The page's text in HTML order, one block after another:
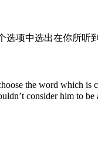
选项中选出在你所听
the word which is
consider him to be